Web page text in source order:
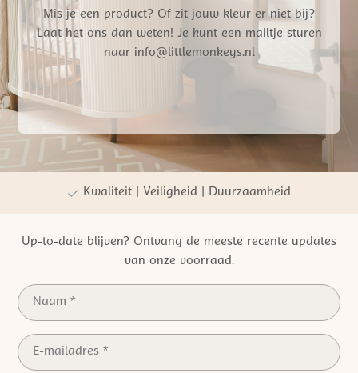
Mis je een product? Of zit jouw kleur er niet bij?
Laat het ons dan weten! Je kunt een mailtje sturen
naar info@littlemonkeys.nl
Gratis verzending vanaf €50,- NL
Persoonlijke winkelervaring
Kwaliteit | Veiligheid | Duurzaamheid
Up-to-date blijven? Ontvang de meeste recente updates
van onze voorraad.